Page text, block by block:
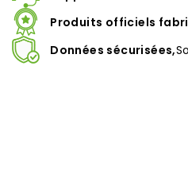
Produits officiels
Données sécurisées,